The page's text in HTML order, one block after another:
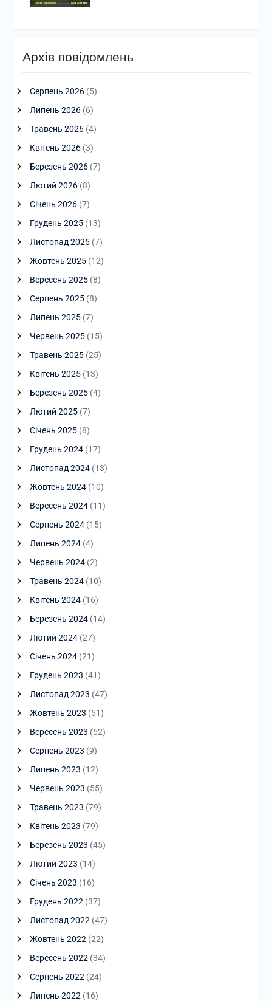
Архів повідомлень
Серпень 2026(5)
Липень 2026(6)
Травень 2026(4)
Квітень 2026(3)
Березень 2026(7)
Лютий 2026(8)
Січень 2026(7)
Грудень 2025(13)
Листопад 2025(7)
Жовтень 2025(12)
Вересень 2025(8)
Серпень 2025(8)
Липень 2025(7)
Червень 2025(15)
Травень 2025(25)
Квітень 2025(13)
Березень 2025(4)
Лютий 2025(7)
Січень 2025(8)
Грудень 2024(17)
Листопад 2024(13)
Жовтень 2024(10)
Вересень 2024(11)
Серпень 2024(15)
Липень 2024(4)
Червень 2024(2)
Травень 2024(10)
Квітень 2024(16)
Березень 2024(14)
Лютий 2024(27)
Січень 2024(21)
Грудень 2023 (41)
Листопад 2023 (47)
Жовтень 2023 (51)
Вересень 2023 (52)
Серпень 2023 (9)
Липень 2023 (12)
Червень 2023 (55)
Травень 2023 (79)
Квітень 2023 (79)
Березень 2023 (45)
Лютий 2023 (14)
Січень 2023 (16)
Грудень 2022 (37)
Листопад 2022 (47)
Жовтень 2022 (22)
Вересень 2022 (34)
Серпень 2022 (24)
Липень 2022 (16)